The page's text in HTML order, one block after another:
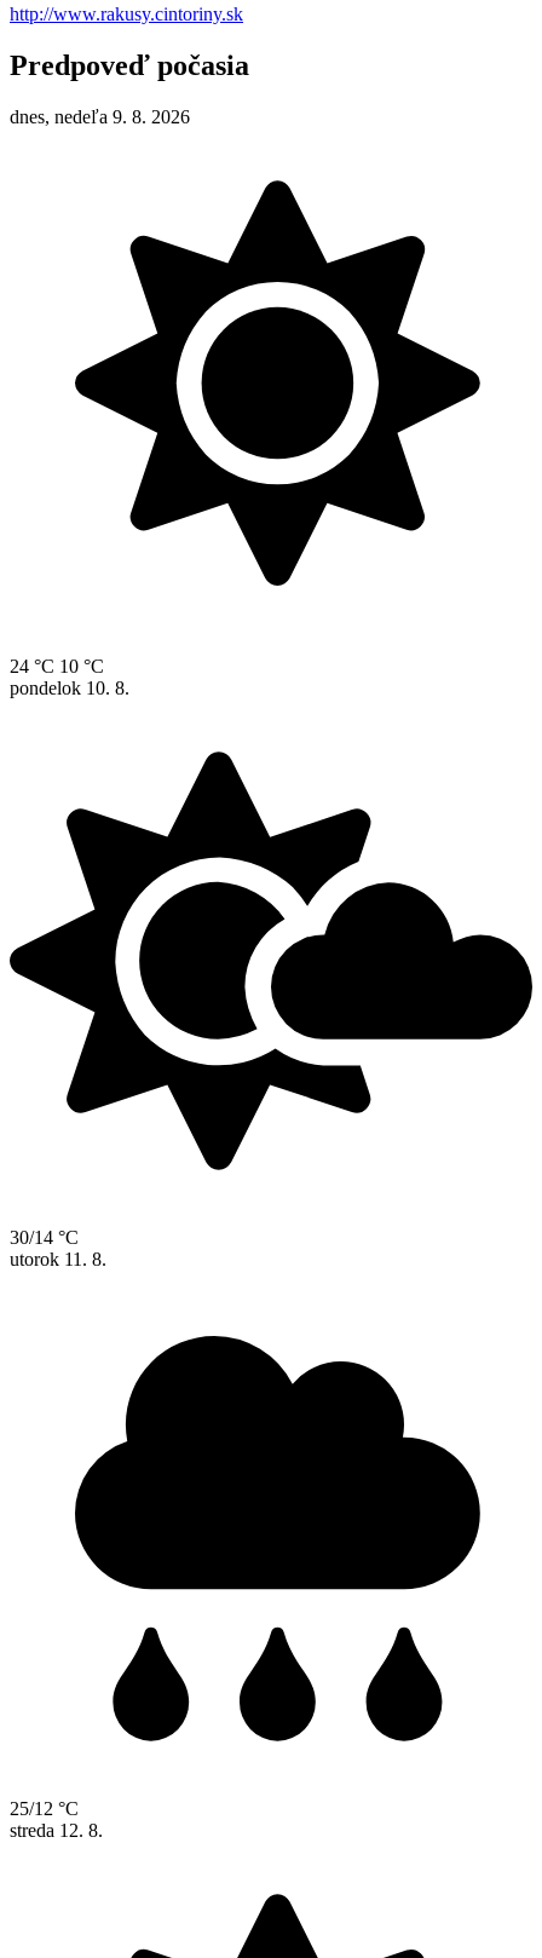
http://www.rakusy.cintoriny.sk
Predpoveď počasia
dnes, nedeľa 9. 8. 2026
24 °C 10 °C
pondelok 10. 8.
30/14 °C
utorok 11. 8.
25/12 °C
streda 12. 8.